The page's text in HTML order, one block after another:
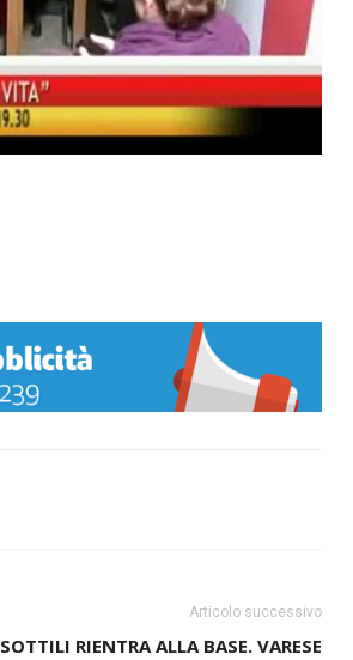
Articolo successivo
SOTTILI RIENTRA ALLA BASE. VARESE